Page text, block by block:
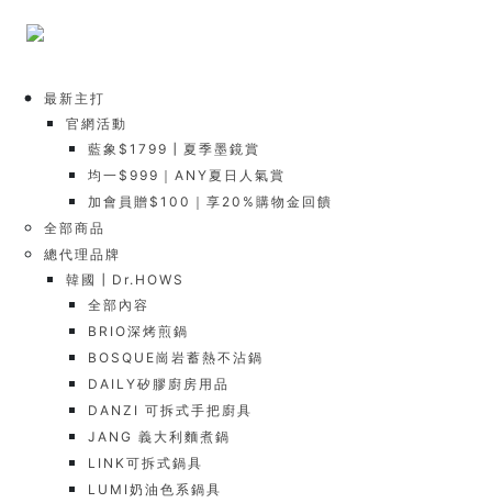
最新主打
官網活動
藍象$1799┃夏季墨鏡賞
均一$999｜ANY夏日人氣賞
加會員贈$100｜享20%購物金回饋
全部商品
總代理品牌
韓國┃Dr.HOWS
全部內容
BRIO深烤煎鍋
BOSQUE崗岩蓄熱不沾鍋
DAILY矽膠廚房用品
DANZI 可拆式手把廚具
JANG 義大利麵煮鍋
LINK可拆式鍋具
LUMI奶油色系鍋具